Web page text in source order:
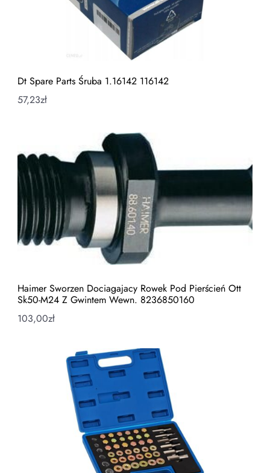
Dt Spare Parts Śruba 1.16142 116142
57,23zł
Haimer Sworzen Dociagajacy Rowek Pod Pierścień Ott
Sk50-M24 Z Gwintem Wewn. 8236850160
103,00zł